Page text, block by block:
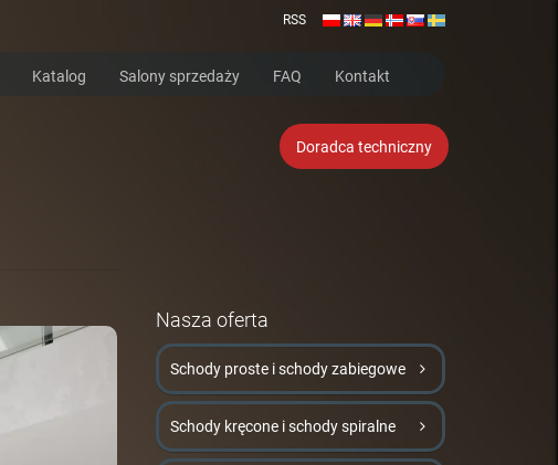
RSS
Katalog Salony sprzedaży FAQ Kontakt
Doradca techniczny
Nasza oferta
Schody proste i schody zabiegowe
Schody kręcone i schody spiralne